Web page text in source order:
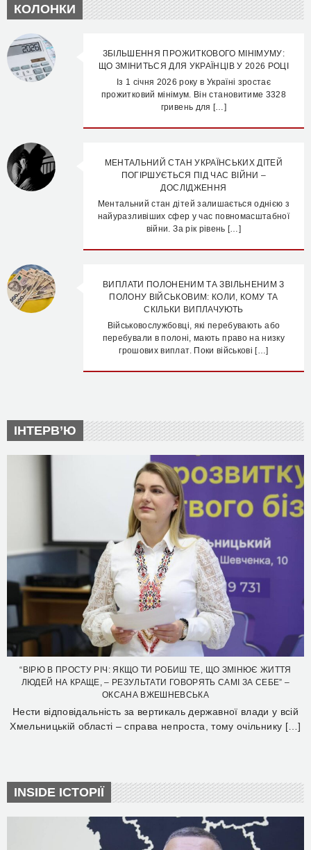
КОЛОНКИ
ЗБІЛЬШЕННЯ ПРОЖИТКОВОГО МІНІМУМУ:
ЩО ЗМІНИТЬСЯ ДЛЯ УКРАЇНЦІВ У 2026 РОЦІ
Із 1 січня 2026 року в Україні зростає
прожитковий мінімум. Він становитиме 3328
гривень для […]
МЕНТАЛЬНИЙ СТАН УКРАЇНСЬКИХ ДІТЕЙ
ПОГІРШУЄТЬСЯ ПІД ЧАС ВІЙНИ –
ДОСЛІДЖЕННЯ
Ментальний стан дітей залишається однією з
найуразливіших сфер у час повномасштабної
війни. За рік рівень […]
ВИПЛАТИ ПОЛОНЕНИМ ТА ЗВІЛЬНЕНИМ З
ПОЛОНУ ВІЙСЬКОВИМ: КОЛИ, КОМУ ТА
СКІЛЬКИ ВИПЛАЧУЮТЬ
Військовослужбовці, які перебувають або
перебували в полоні, мають право на низку
грошових виплат. Поки військові […]
ІНТЕРВ’Ю
“ВІРЮ В ПРОСТУ РІЧ: ЯКЩО ТИ РОБИШ ТЕ, ЩО ЗМІНЮЄ ЖИТТЯ
ЛЮДЕЙ НА КРАЩЕ, – РЕЗУЛЬТАТИ ГОВОРЯТЬ САМІ ЗА СЕБЕ” –
ОКСАНА ВЖЕШНЕВСЬКА
Нести відповідальність за вертикаль державної влади у всій
Хмельницькій області – справа непроста, тому очільнику […]
INSIDE ІСТОРІЇ